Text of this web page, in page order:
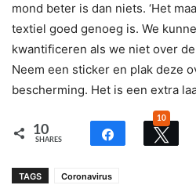
mond beter is dan niets. ‘Het
textiel goed genoeg is. We
kwantificeren als we niet over
Neem een ​​sticker en plak deze
bescherming. Het is een extra
10
SHARES
10
TAGS Coronavirus